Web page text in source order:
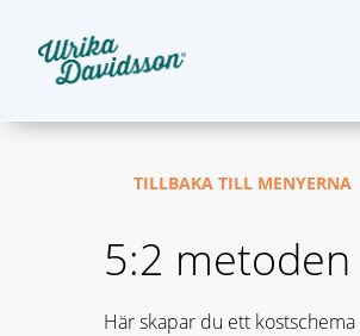
TILLBAKA TILL MENYERNA
5:2 metoden
Här skapar du ett